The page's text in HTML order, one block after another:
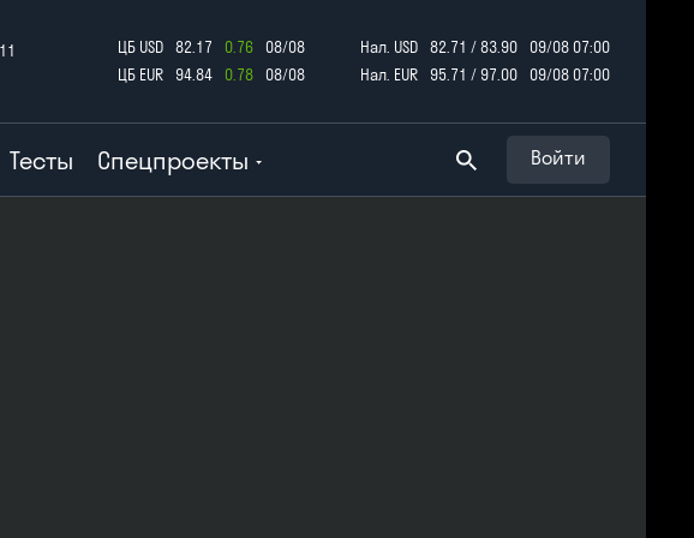
ЦБ USD 82.17 0.76
08/08
ЦБ EUR
94.84 0.78 08/08
Нал. USD 82.71 / 83.90
09/08 07:00
Нал. EUR
95.71 / 97.00 09/08 07:00
Тесты Спецпроекты Войти